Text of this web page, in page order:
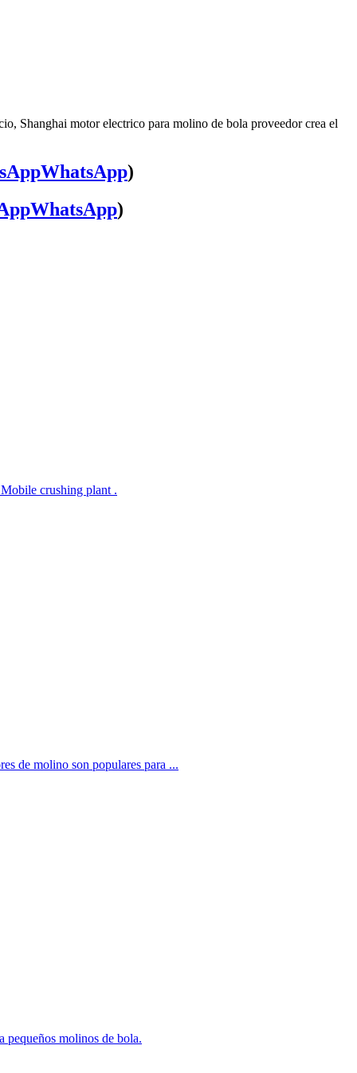
Shanghai motor electrico para molino de bola proveedor crea el
WhatsApp)
WhatsApp)
crushing plant .
de molino son populares para ...
pequeños molinos de bola.